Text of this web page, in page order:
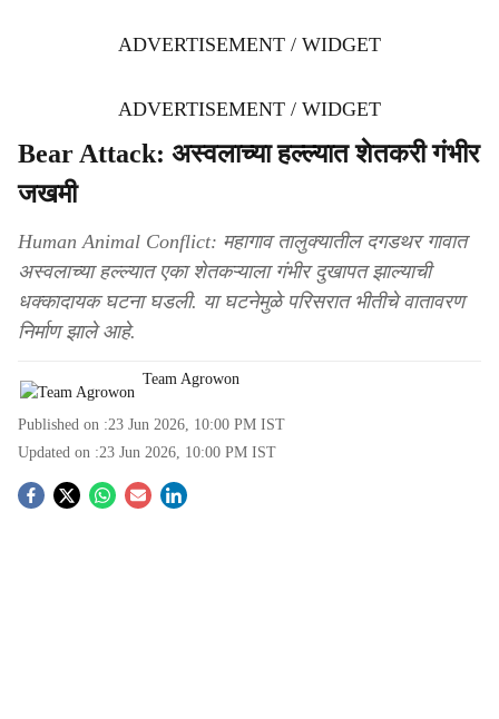
ADVERTISEMENT / WIDGET
ADVERTISEMENT / WIDGET
Bear Attack: अस्वलाच्या हल्ल्यात शेतकरी गंभीर
जखमी
Human Animal Conflict: महागाव तालुक्यातील दगडथर गावात
अस्वलाच्या हल्ल्यात एका शेतकऱ्याला गंभीर दुखापत झाल्याची
धक्कादायक घटना घडली. या घटनेमुळे परिसरात भीतीचे वातावरण
निर्माण झाले आहे.
Team Agrowon
Published on :23 Jun 2026, 10:00 PM IST
Updated on :23 Jun 2026, 10:00 PM IST
S